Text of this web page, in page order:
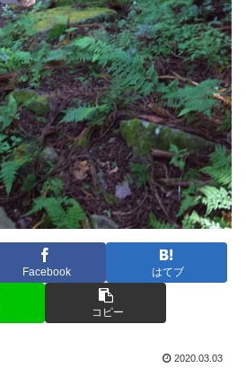
Facebook はてブ
コピー
2020.03.03